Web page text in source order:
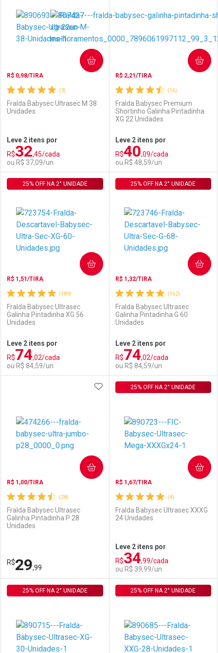
Laboratório
Comprar sem Desconto
Por R$ 29,99/cada
Por Menos
Comprar sem Desconto
Por R$ 29,99/cada
Laboratório
Comprar sem Desconto
Por R$ 27,90/cada
Por Menos
Comprar sem Desconto
Por R$ 27,90/cada
(3)
R$ 0,98/TIRA
Fralda Babysec Ultrasec M 38
Unidades
Leve 2 itens por
R$32,45/cada
ou R$ 37,09/un
COMPRAR
FECHAR
Laboratório
Comprar sem Desconto
Por R$ 37,09/cada
FECHAR
Por Menos
Comprar sem Desconto
Por R$ 37,09/cada
(16)
R$ 2,21/TIRA
Fralda Babysec Premium
Shortinho Galinha Pintadinha
XG 22 Unidades
Leve 2 itens por
R$40,09/cada
ou R$ 48,59/un
COMPRAR
Laboratório
Comprar sem Desconto
Por R$ 48,59/cada
Por Menos
Comprar sem Desconto
Por R$ 48,59/cada
(189)
R$ 1,51/TIRA
Fralda Babysec Ultrasec
Galinha Pintadinha XG 56
Unidades
25% OFF NA 2° UNIDADE
Leve 2 itens por
R$74,02/cada
ou R$ 84,59/un
COMPRAR
FECHAR
Laboratório
Comprar sem Desconto
Por R$ 84,59/cada
FECHAR
Por Menos
Por R$ 84,59/cada
(162)
R$ 1,32/TIRA
Fralda Babysec Ultrasec
Galinha Pintadinha G 60
Unidades
25% OFF NA 2° UNIDADE
Leve 2 itens por
R$74,02/cada
ou R$ 84,59/un
COMPRAR
Laboratório
Comprar sem Desconto
Por R$ 84,59/cada
Por Menos
Comprar sem Desconto
Por R$ 84,59/cada
(28)
R$ 1,00/TIRA
Fralda Babysec Ultrasec
Galinha Pintadinha P 28
Unidades
R$29,99
ADICIONAR AOS FAVORITOS
COMPRAR
FECHAR
Laboratório
FECHAR
Por Menos
(4)
R$ 1,67/TIRA
Fralda Babysec Ultrasec XXXG
24 Unidades
25% OFF NA 2° UNIDADE
Leve 2 itens por
R$34,99/cada
ou R$ 39,99/un
COMPRAR
Laboratório
Por Menos
25% OFF NA 2° UNIDADE 25% OFF NA 2° UNIDADE